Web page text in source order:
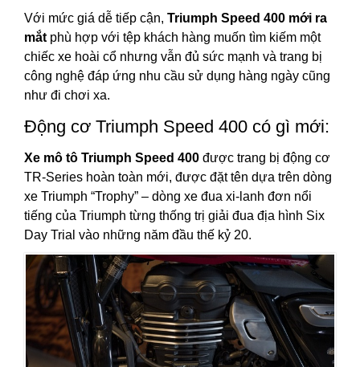
Với mức giá dễ tiếp cận, Triumph Speed 400 mới ra
mắt phù hợp với tệp khách hàng muốn tìm kiếm một
chiếc xe hoài cổ nhưng vẫn đủ sức mạnh và trang bị
công nghệ đáp ứng nhu cầu sử dụng hàng ngày cũng
như đi chơi xa.
Động cơ Triumph Speed 400 có gì mới:
Xe mô tô Triumph Speed 400 được trang bị động cơ
TR-Series hoàn toàn mới, được đặt tên dựa trên dòng
xe Triumph “Trophy” – dòng xe đua xi-lanh đơn nổi
tiếng của Triumph từng thống trị giải đua địa hình Six
Day Trial vào những năm đầu thế kỷ 20.